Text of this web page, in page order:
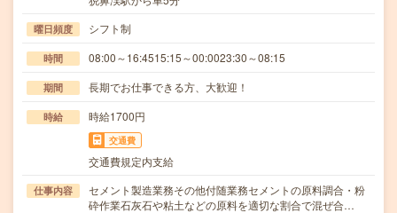
曜日頻度 シフト制
時間 08:00～16:4515:15～00:0023:30～08:15
期間 長期でお仕事できる方、大歓迎！
時給 時給1700円
交通費
交通費規定内支給
仕事内容
セメント製造業務その他付随業務セメントの原料調合・粉
砕作業石灰石や粘土などの原料を適切な割合で混ぜ合…